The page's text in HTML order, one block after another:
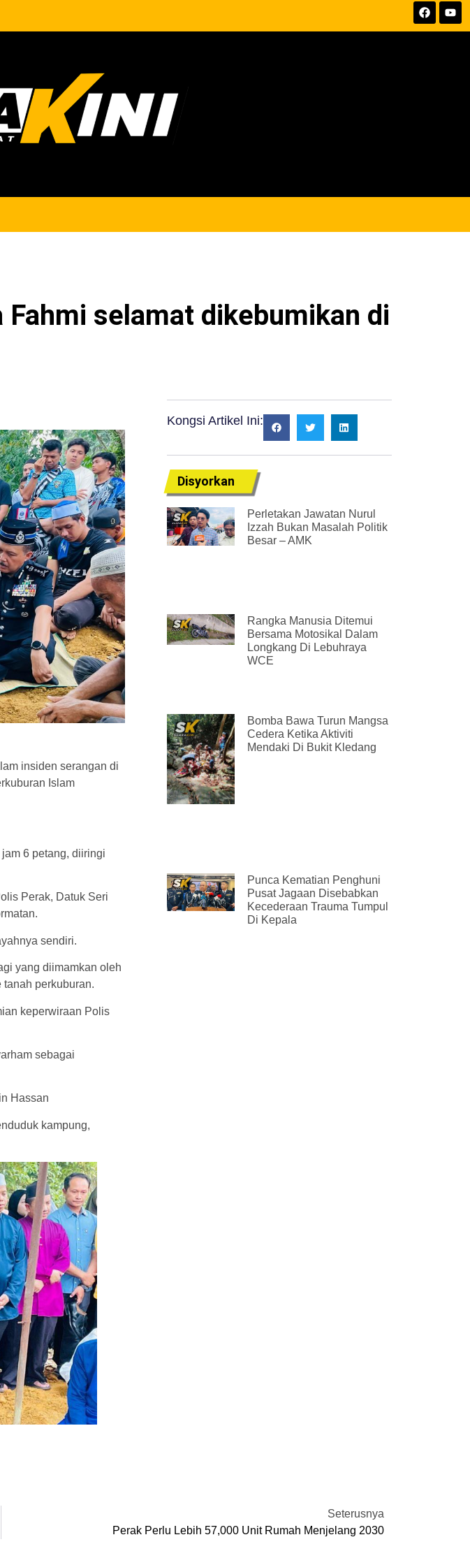
selamat dikebumikan di
insiden serangan di
Islam
6 petang, diiringi
Perak, Datuk Seri
sendiri.
yang diimamkan oleh
perkuburan.
keperwiraan Polis
sebagai
Hassan
kampung,
Kongsi Artikel Ini:
Disyorkan
Perletakan Jawatan Nurul
Izzah Bukan Masalah Politik
Besar – AMK
Rangka Manusia Ditemui
Bersama Motosikal Dalam
Longkang Di Lebuhraya
WCE
Bomba Bawa Turun Mangsa
Cedera Ketika Aktiviti
Mendaki Di Bukit Kledang
Punca Kematian Penghuni
Pusat Jagaan Disebabkan
Kecederaan Trauma Tumpul
Di Kepala
Seterusnya
Perak Perlu Lebih 57,000 Unit Rumah Menjelang 2030